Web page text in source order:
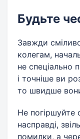
Будьте
Завжди
колегам,
не
і точніше ви
то швидше
Не погіршуйте
насправді,
помилки, а